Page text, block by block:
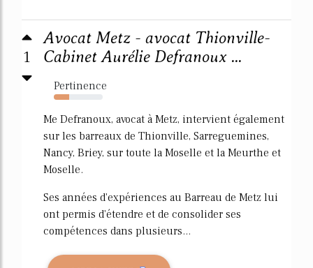
1
Avocat Metz - avocat Thionville-
Cabinet Aurélie Defranoux ...
Pertinence
32%
Me Defranoux, avocat à Metz, intervient également
sur les barreaux de Thionville, Sarreguemines,
Nancy, Briey, sur toute la Moselle et la Meurthe et
Moselle.
Ses années d'expériences au Barreau de Metz lui
ont permis d'étendre et de consolider ses
compétences dans plusieurs...